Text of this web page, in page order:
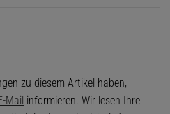
zu diesem Artikel haben,
Mail informieren. Wir lesen Ihre